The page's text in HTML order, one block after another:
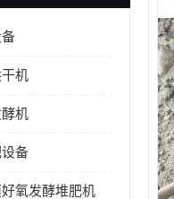
机
机
备
氧发酵堆肥机